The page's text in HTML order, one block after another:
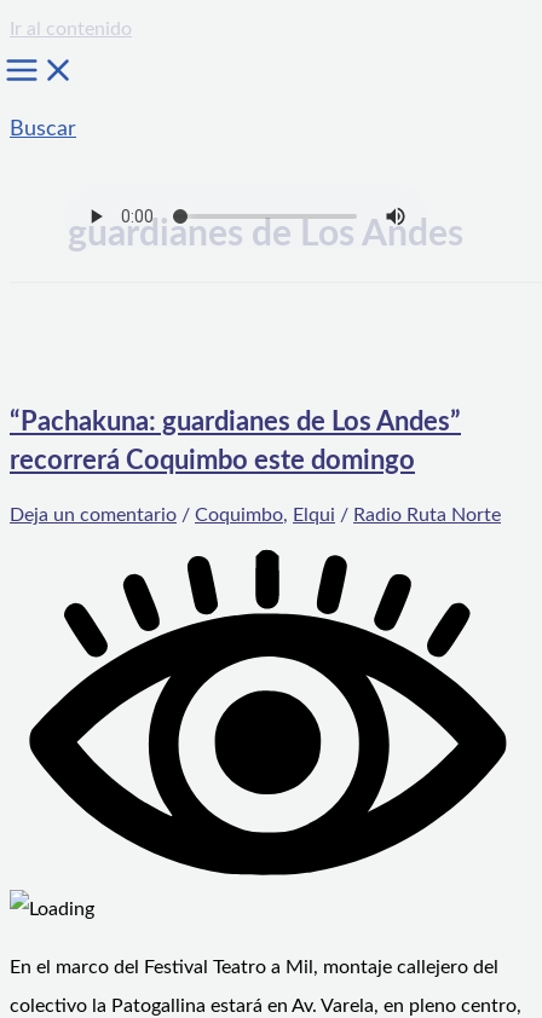
Ir al contenido
Buscar
guardianes de Los Andes
“Pachakuna: guardianes de Los Andes”
recorrerá Coquimbo este domingo
Deja un comentario / Coquimbo, Elqui / Radio Ruta Norte
En el marco del Festival Teatro a Mil, montaje callejero del
colectivo la Patogallina estará en Av. Varela, en pleno centro,